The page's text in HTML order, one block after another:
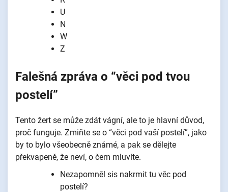
U
N
W
Z
Falešná zpráva o “věci pod tvou
postelí”
Tento žert se může zdát vágní, ale to je hlavní důvod,
proč funguje. Zmiňte se o “věci pod vaší postelí”, jako
by to bylo všeobecně známé, a pak se dělejte
překvapeně, že neví, o čem mluvíte.
Nezapomněl sis nakrmit tu věc pod
postelí?